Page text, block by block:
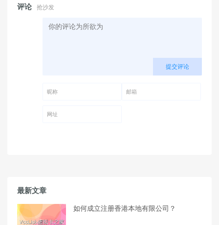
评论 抢沙发
提交评论
最新文章
如何成立注册香港本地有限公司？